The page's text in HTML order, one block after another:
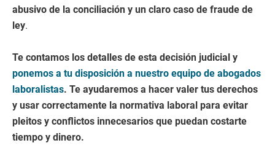
abusivo de la conciliación y un claro caso de fraude de
ley.
Te contamos los detalles de esta decisión judicial y
ponemos a tu disposición a nuestro equipo de abogados
laboralistas. Te ayudaremos a hacer valer tus derechos
y usar correctamente la normativa laboral para evitar
pleitos y conflictos innecesarios que puedan costarte
tiempo y dinero.